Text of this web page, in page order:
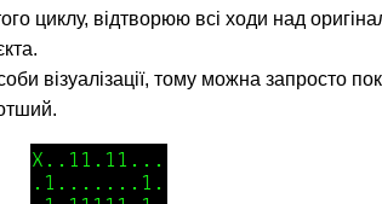
циклу, відтворюю всі ходи над
візуалізації, тому можна запросто